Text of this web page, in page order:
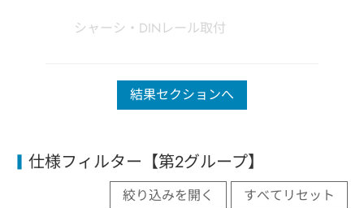
シャーシ・DINレール取付
結果セクションへ
仕様フィルター【第2グループ】
絞り込みを開く すべてリセット